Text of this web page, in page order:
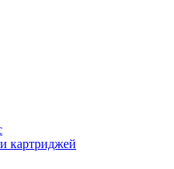
картриджей